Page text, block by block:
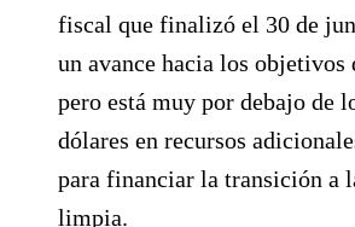
fiscal que finalizó el 30 de
un avance hacia los objetivos
pero está muy por debajo de
dólares en recursos
para financiar la transición a
limpia.